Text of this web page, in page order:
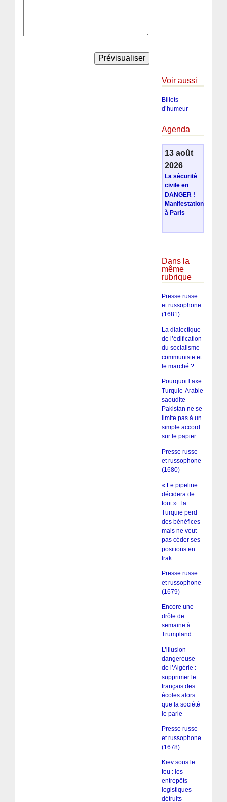
Voir aussi
Billets
d’humeur
Agenda
13 août
2026
La sécurité
civile en
DANGER !
Manifestation
à Paris
Dans la
même
rubrique
Presse russe
et russophone
(1681)
La dialectique
de l’édification
du socialisme
communiste et
le marché ?
Pourquoi l’axe
Turquie-Arabie
saoudite-
Pakistan ne se
limite pas à un
simple accord
sur le papier
Presse russe
et russophone
(1680)
« Le pipeline
décidera de
tout » : la
Turquie perd
des bénéfices
mais ne veut
pas céder ses
positions en
Irak
Presse russe
et russophone
(1679)
Encore une
drôle de
semaine à
Trumpland
L’illusion
dangereuse
de l’Algérie :
supprimer le
français des
écoles alors
que la société
le parle
Presse russe
et russophone
(1678)
Kiev sous le
feu : les
entrepôts
logistiques
détruits